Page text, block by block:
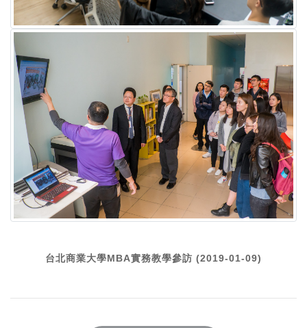
台北商業大學MBA實務教學參訪 (2019-01-09)